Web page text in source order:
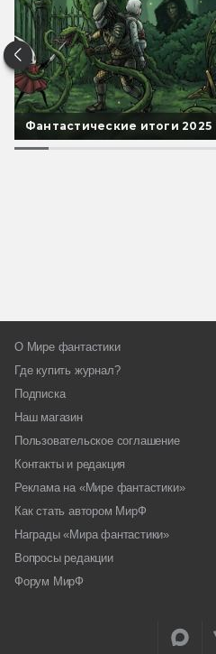
Фантастические итоги 2025
О Мире фантастики
Где купить журнал?
Подписка
Наш магазин
Пользовательское соглашение
Контакты и редакция
Реклама на «Мире фантастики»
Как стать автором МирФ
Награды «Мира фантастики»
Вопросы редакции
Форум МирФ